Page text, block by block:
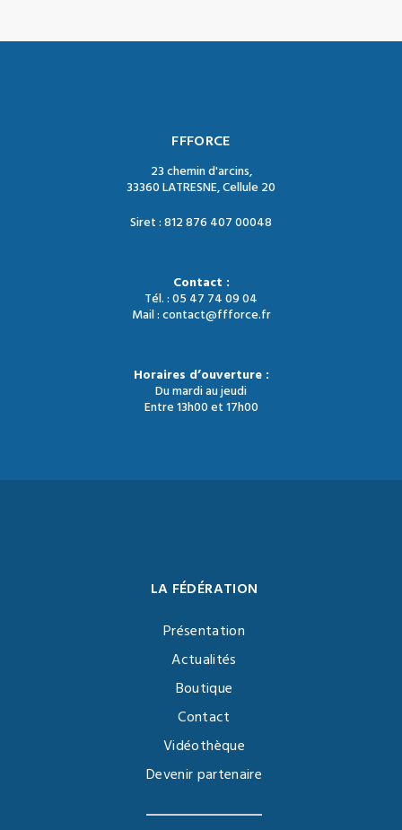
FFFORCE
23 chemin d'arcins,
33360 LATRESNE, Cellule 20
Siret : 812 876 407 00048
Contact :
Tél. : 05 47 74 09 04
Mail : contact@ffforce.fr
Horaires d’ouverture :
Du mardi au jeudi
Entre 13h00 et 17h00
LA FÉDÉRATION
Présentation
Actualités
Boutique
Contact
Vidéothèque
Devenir partenaire